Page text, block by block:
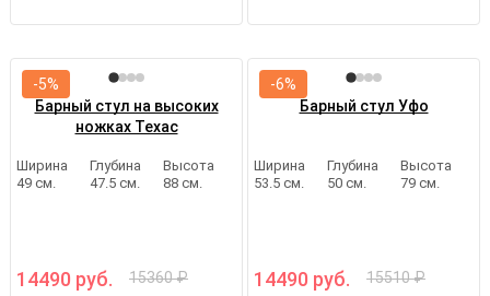
Барный стул на высоких
ножках Техас
Ширина
49 см.
Глубина
47.5 см.
Высота
88 см.
14490 руб. 15360 ₽
-5%
Барный стул Уфо
Ширина
53.5 см.
Глубина
50 см.
Высота
79 см.
14490 руб. 15510 ₽
-6%